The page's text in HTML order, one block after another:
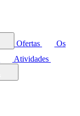
Ofertas
Os
Atividades